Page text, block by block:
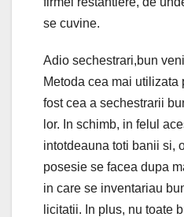
se cuvine.
Adio sechestrari,bun
Metoda cea mai utilizata
fost cea a sechestrarii
lor. In schimb, in felul
intotdeauna toti banii si,
posesie se facea dupa
in care se inventariau
licitatii. In plus, nu toate